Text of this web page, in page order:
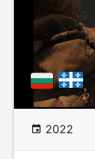
2022